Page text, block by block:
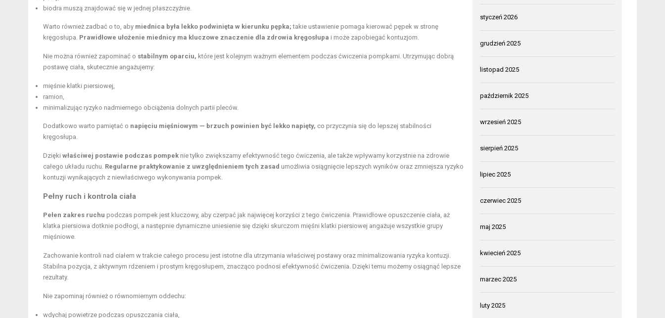
biodra muszą znajdować się w jednej płaszczyźnie.
Warto również zadbać o to, aby miednica była lekko podwinięta w kierunku pępka; takie ustawienie pomaga kierować pępek w stronę
kręgosłupa. Prawidłowe ułożenie miednicy ma kluczowe znaczenie dla zdrowia kręgosłupa i może zapobiegać kontuzjom.
Nie można również zapominać o stabilnym oparciu, które jest kolejnym ważnym elementem podczas ćwiczenia pompkami. Utrzymując dobrą
postawę ciała, skutecznie angażujemy:
mięśnie klatki piersiowej,
ramion,
minimalizując ryzyko nadmiernego obciążenia dolnych partii pleców.
Dodatkowo warto pamiętać o napięciu mięśniowym — brzuch powinien być lekko napięty, co przyczynia się do lepszej stabilności
kręgosłupa.
Dzięki właściwej postawie podczas pompek nie tylko zwiększamy efektywność tego ćwiczenia, ale także wpływamy korzystnie na zdrowie
całego układu ruchu. Regularne praktykowanie z uwzględnieniem tych zasad umożliwia osiągnięcie lepszych wyników oraz zmniejsza ryzyko
kontuzji wynikających z niewłaściwego wykonywania pompek.
Pełny ruch i kontrola ciała
Pełen zakres ruchu podczas pompek jest kluczowy, aby czerpać jak najwięcej korzyści z tego ćwiczenia. Prawidłowe opuszczenie ciała, aż
klatka piersiowa dotknie podłogi, a następnie dynamiczne uniesienie się dzięki skurczom mięśni klatki piersiowej angażuje wszystkie grupy
mięśniowe.
Zachowanie kontroli nad ciałem w trakcie całego procesu jest istotne dla utrzymania właściwej postawy oraz minimalizowania ryzyka kontuzji.
Stabilna pozycja, z aktywnym rdzeniem i prostym kręgosłupem, znacząco podnosi efektywność ćwiczenia. Dzięki temu możemy osiągnąć lepsze
rezultaty.
Nie zapominaj również o równomiernym oddechu:
wdychaj powietrze podczas opuszczania ciała,
styczeń 2026
grudzień 2025
listopad 2025
październik 2025
wrzesień 2025
sierpień 2025
lipiec 2025
czerwiec 2025
maj 2025
kwiecień 2025
marzec 2025
luty 2025